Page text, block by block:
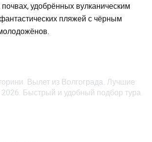
удобрённых вулканическим
пляжей с чёрным
Вылет из Волгограда. Лучшие
Быстрый и удобный подбор тура.